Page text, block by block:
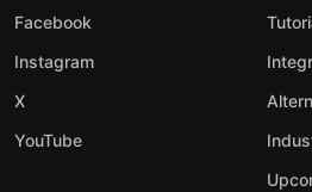
Facebook
Instagram
X
YouTube